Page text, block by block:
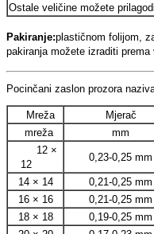
Ostale veličine možete
Pakiranje:plastičnom folijom,
pakiranja možete izraditi prema
Pocinčani zaslon prozora
Mreža Mjerač
mreža
mm
12 ×
12
0,23-0,25 mm
14 × 14
0,21-0,25 mm
16 × 16
0,21-0,25 mm
18 × 18
0,19-0,25 mm